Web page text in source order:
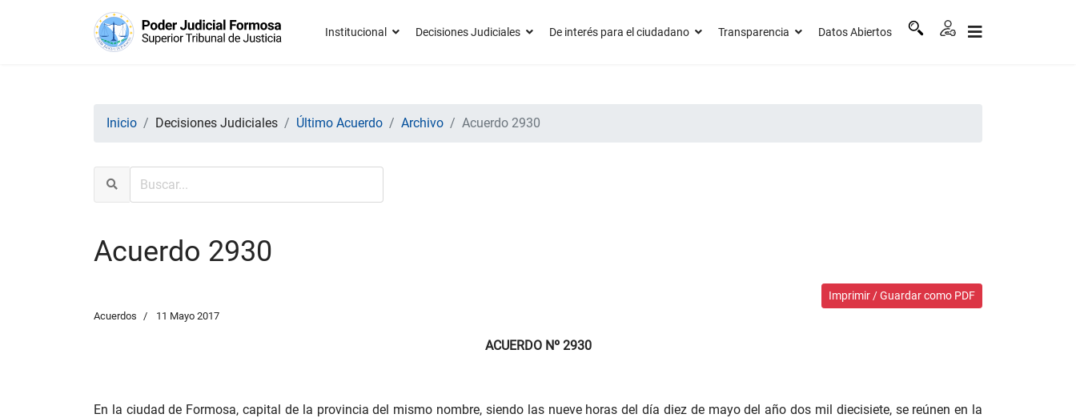
Institucional Decisiones Judiciales De interés para el ciudadano Transparencia Datos Abiertos
Inicio Decisiones Judiciales Último Acuerdo Archivo Acuerdo 2930
Acuerdo 2930
Imprimir / Guardar como PDF
Acuerdos 11 Mayo 2017
ACUERDO Nº 2930
En la ciudad de Formosa, capital de la provincia del mismo nombre, siendo las nueve horas del día diez de mayo del año dos mil diecisiete, se reúnen en la